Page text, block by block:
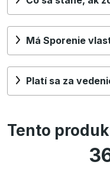
Má Sporenie
Platí sa za
Tento